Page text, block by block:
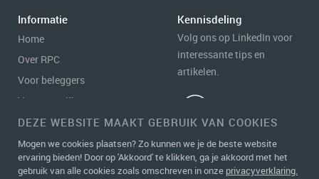
DEZE WEBSITE MAAKT GEBRUIK VAN COOKIES
Mogen we cookies plaatsen? Zo kunnen we je de beste website
ervaring bieden! Door op 'Akkoord' te klikken, ga je akkoord met het
gebruik van alle cookies zoals omschreven in onze privacyverklaring.
Informatie
Home
Over RPC
Voor beleggers
Voor agrariërs
Portefeuille
Contact
Kennisdeling
Volg ons op LinkedIn voor
interessante tips en
artikelen.
Disclaimer|Privacy statement &
LOGIN